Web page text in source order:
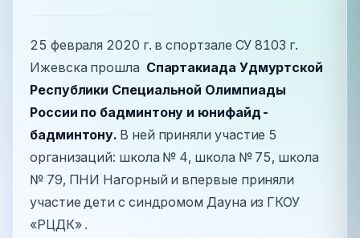
25 февраля 2020 г. в спортзале СУ 8103 г.
Ижевска прошла Спартакиада Удмуртской
Республики Специальной Олимпиады
России по бадминтону и юнифайд-
бадминтону. В ней приняли участие 5
организаций: школа № 4, школа № 75, школа
№ 79, ПНИ Нагорный и впервые приняли
участие дети с синдромом Дауна из ГКОУ
«РЦДК» .